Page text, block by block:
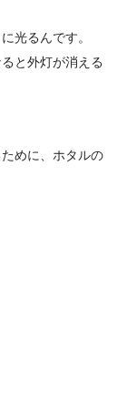
光るんです。
と外灯が消える
めに、ホタルの